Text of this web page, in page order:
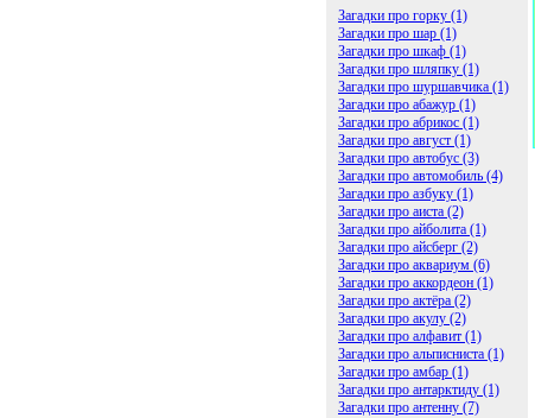
Загадки про горку (1)
Загадки про шар (1)
Загадки про шкаф (1)
Загадки про шляпку (1)
Загадки про шуршавчика (1)
Загадки про абажур (1)
Загадки про абрикос (1)
Загадки про август (1)
Загадки про автобус (3)
Загадки про автомобиль (4)
Загадки про азбуку (1)
Загадки про аиста (2)
Загадки про айболита (1)
Загадки про айсберг (2)
Загадки про аквариум (6)
Загадки про аккордеон (1)
Загадки про актёра (2)
Загадки про акулу (2)
Загадки про алфавит (1)
Загадки про альписниста (1)
Загадки про амбар (1)
Загадки про антарктиду (1)
Загадки про антенну (7)